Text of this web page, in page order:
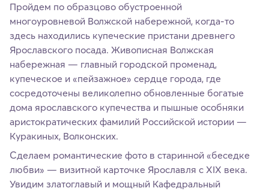
Пройдем по образцово обустроенной
многоуровневой Волжской набережной, когда-то
здесь находились купеческие пристани древнего
Ярославского посада. Живописная Волжская
набережная — главный городской променад,
купеческое и «пейзажное» сердце города, где
сосредоточены великолепно обновленные богатые
дома ярославского купечества и пышные особняки
аристократических фамилий Российской истории —
Куракиных, Волконских.
Сделаем романтические фото в старинной «беседке
любви» — визитной карточке Ярославля с XIX века.
Увидим златоглавый и мощный Кафедральный